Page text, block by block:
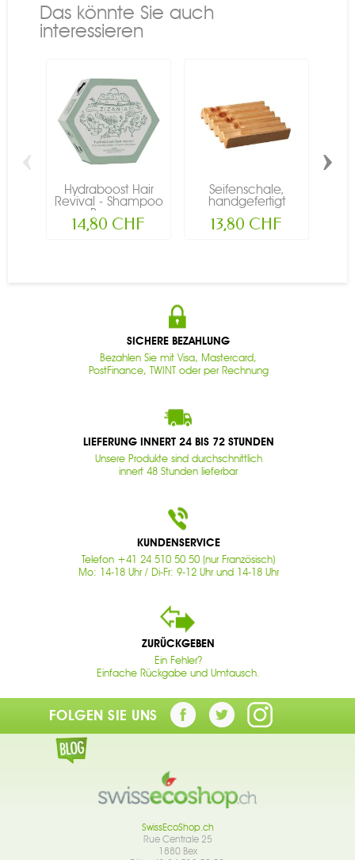
Das könnte Sie auch
interessieren
Hydraboost Hair
Revival - Shampoo
Bar -...
14,80 CHF
Seifenschale,
handgefertigt
13,80 CHF
‹ ›
SICHERE BEZAHLUNG
Bezahlen Sie mit Visa, Mastercard,
PostFinance, TWINT oder per Rechnung
LIEFERUNG INNERT 24 BIS 72 STUNDEN
Unsere Produkte sind durchschnittlich
innert 48 Stunden lieferbar
KUNDENSERVICE
Telefon +41 24 510 50 50 (nur Französisch)
Mo: 14-18 Uhr / Di-Fr: 9-12 Uhr und 14-18 Uhr
ZURÜCKGEBEN
Ein Fehler?
Einfache Rückgabe und Umtausch.
FOLGEN SIE UNS
SwissEcoShop.ch
Rue Centrale 25
1880 Bex